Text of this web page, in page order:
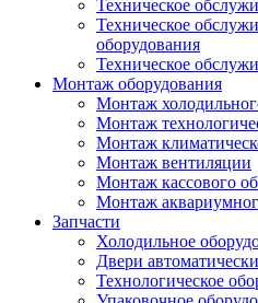
Техническое
Техническое
оборудования
Техническое
Монтаж оборудования
Монтаж
Монтаж
Монтаж
Монтаж вентиляции
Монтаж кассового
Монтаж
Запчасти
Холодильное
Двери
Технологическое